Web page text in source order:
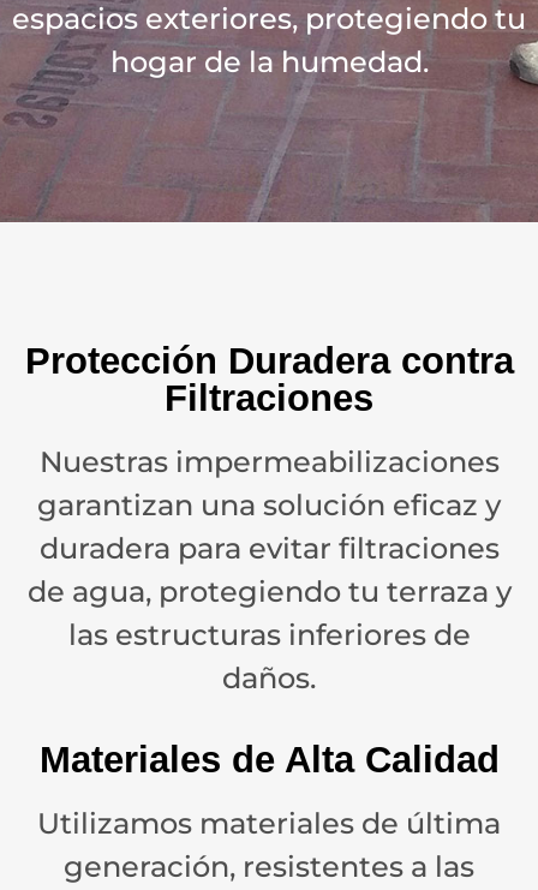
espacios exteriores, protegiendo tu
hogar de la humedad.
Protección Duradera contra
Filtraciones
Nuestras impermeabilizaciones
garantizan una solución eficaz y
duradera para evitar filtraciones
de agua, protegiendo tu terraza y
las estructuras inferiores de
daños.
Materiales de Alta Calidad
Utilizamos materiales de última
generación, resistentes a las